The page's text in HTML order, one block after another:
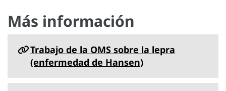
Más información
Trabajo de la OMS sobre la lepra
(enfermedad de Hansen)